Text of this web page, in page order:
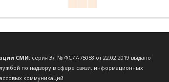
СМИ: серия Эл № ФС77-75058 от 22.02.2019 выдано
по надзору в сфере связи, информационных
коммуникаций